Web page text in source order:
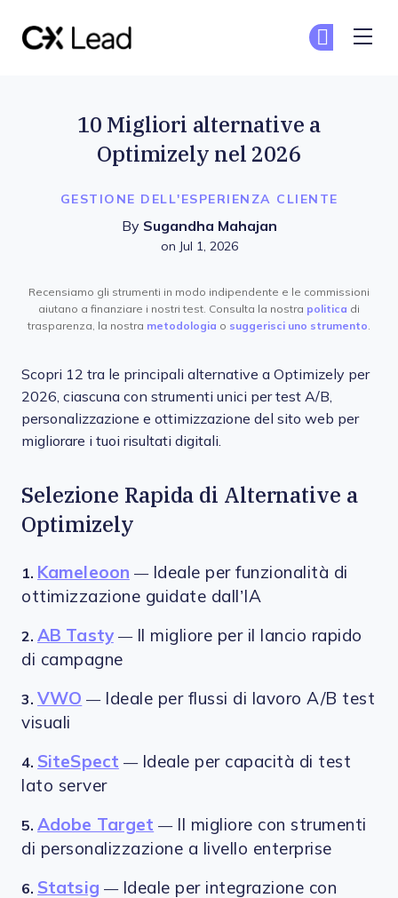
GESTIONE DELL'ESPERIENZA CLIENTE
10 Migliori alternative a
Optimizely nel 2026
By Sugandha Mahajan
on Jul 1, 2026
Recensiamo gli strumenti in modo indipendente e le commissioni
aiutano a finanziare i nostri test. Consulta la nostra politica di
trasparenza, la nostra metodologia o suggerisci uno strumento.
Scopri 12 tra le principali alternative a Optimizely per
2026, ciascuna con strumenti unici per test A/B,
personalizzazione e ottimizzazione del sito web per
migliorare i tuoi risultati digitali.
Selezione Rapida di Alternative a
Optimizely
1. Kameleoon — Ideale per funzionalità di
ottimizzazione guidate dall’IA
2. AB Tasty —
Il migliore per il lancio rapido
di campagne
3. VWO —
Ideale per flussi di lavoro A/B test
visuali
4. SiteSpect — Ideale per capacità di test
lato server
5. Adobe Target —
Il migliore con strumenti
di personalizzazione a livello enterprise
6. Statsig — Ideale per integrazione con